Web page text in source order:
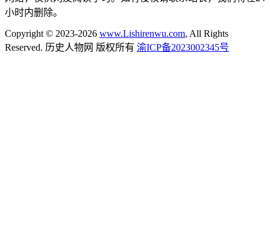
小时内删除。
Copyright © 2023-2026 www.Lishirenwu.com, All Rights
Reserved. 历史人物网 版权所有 渝ICP备2023002345号